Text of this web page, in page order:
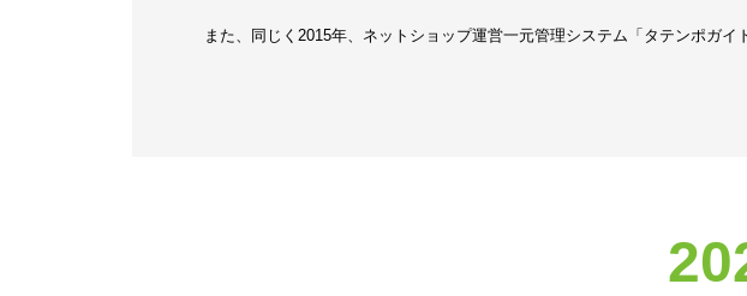
また、同じく2015年、ネットショップ運営一元管理システム「タテンポガイ